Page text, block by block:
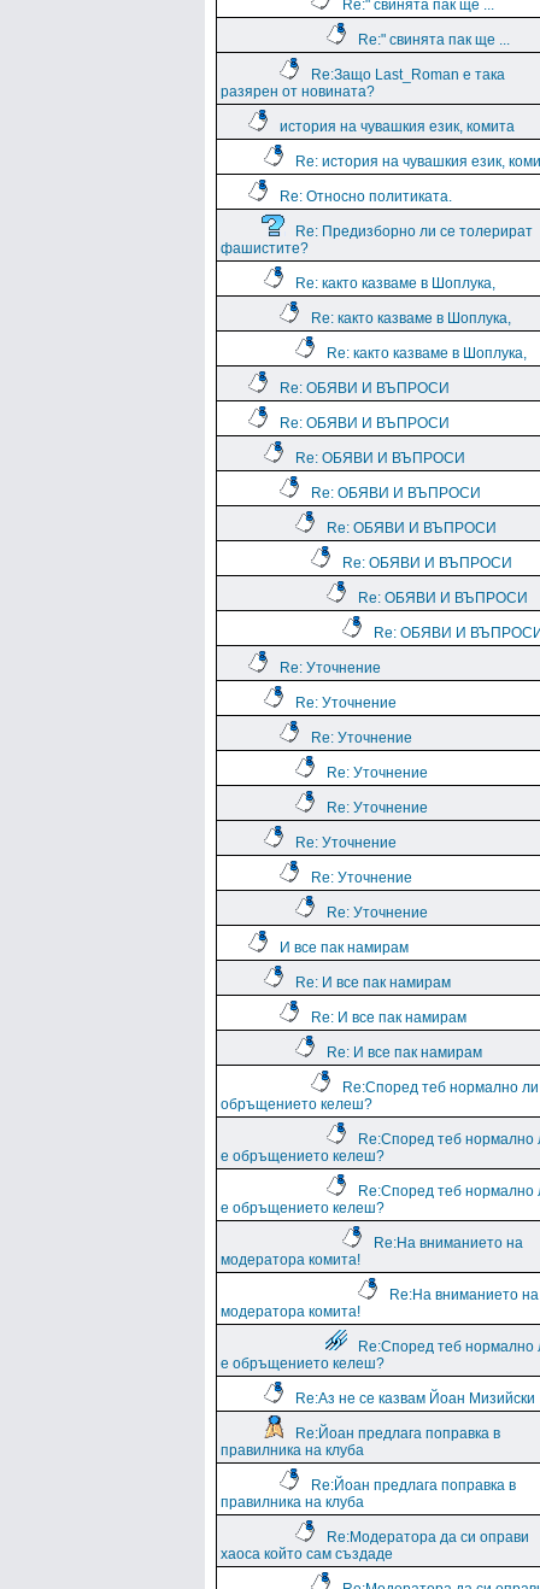
Re:" свинята пак ще ...
Re:" свинята пак ще ...
Re:Защо Last_Roman e така
разярен от новината?
история на чувашкия език, комита
Re: история на чувашкия език,
Re: Относно политиката.
Re: Предизборно ли се толерират
фашистите?
Re: както казваме в Шоплука,
Re: както казваме в Шоплука,
Re: както казваме в Шоплука,
Re: ОБЯВИ И ВЪПРОСИ
Re: ОБЯВИ И ВЪПРОСИ
Re: ОБЯВИ И ВЪПРОСИ
Re: ОБЯВИ И ВЪПРОСИ
Re: ОБЯВИ И ВЪПРОСИ
Re: ОБЯВИ И ВЪПРОСИ
Re: ОБЯВИ И ВЪПРОСИ
Re: ОБЯВИ И
Re: Уточнение
Re: Уточнение
Re: Уточнение
Re: Уточнение
Re: Уточнение
Re: Уточнение
Re: Уточнение
Re: Уточнение
И все пак намирам
Re: И все пак намирам
Re: И все пак намирам
Re: И все пак намирам
Re:Според теб нормално
обръщението келеш?
Re:Според теб нормално
е обръщението келеш?
Re:Според теб нормално
е обръщението келеш?
Re:На вниманието на
модератора комита!
Re:На вниманието на
модератора комита!
Re:Според теб нормално
е обръщението келеш?
Re:Аз не се казвам Йоан Мизийски
Re:Йоан предлага поправка в
правилника на клуба
Re:Йоан предлага поправка в
правилника на клуба
Re:Модератора да си оправи
хаоса който сам създаде